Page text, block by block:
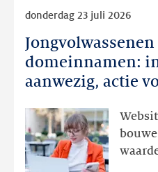
Jongvolwassenen
domeinnamen:
aanwezig, actie
donderdag 23 juli 2026
Jongvolwassenen
aanwezig,
actie
volgt
later